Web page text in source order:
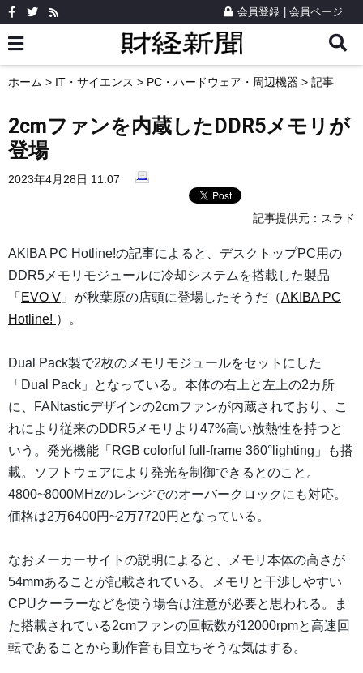
会員登録 会員ページ
ホーム > IT・サイエンス > PC・ハードウェア・周辺機器 > 記事
2cmファンを内蔵したDDR5メモリが
登場
2023年4月28日 11:07
記事提供元： スラド
AKIBA PC Hotline!の記事によると、デスクトップPC用の
DDR5メモリモジュールに冷却システムを搭載した製品
「 EVO V 」が秋葉原の店頭に登場したそうだ（AKIBA PC
Hotline! ）。
Dual Pack製で2枚のメモリモジュールをセットにした
「Dual Pack」となっている。本体の右上と左上の2カ所
に、FANtasticデザインの2cmファンが内蔵されており、こ
れにより従来のDDR5メモリより47%高い放熱性を持つと
いう。発光機能「RGB colorful full-frame 360°lighting」も搭
載。ソフトウェアにより発光を制御できるとのこと。
4800~8000MHzのレンジでのオーバークロックにも対応。
価格は2万6400円~2万7720円となっている。
なおメーカーサイトの説明によると、メモリ本体の高さが
54mmあることが記載されている。メモリと干渉しやすい
CPUクーラーなどを使う場合は注意が必要と思われる。ま
た搭載されている2cmファンの回転数が12000rpmと高速回
転であることから動作音も目立ちそうな気はする。